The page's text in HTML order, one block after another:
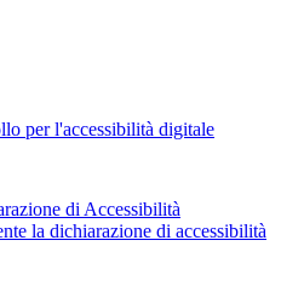
per l'accessibilità digitale
di Accessibilità
la dichiarazione di accessibilità